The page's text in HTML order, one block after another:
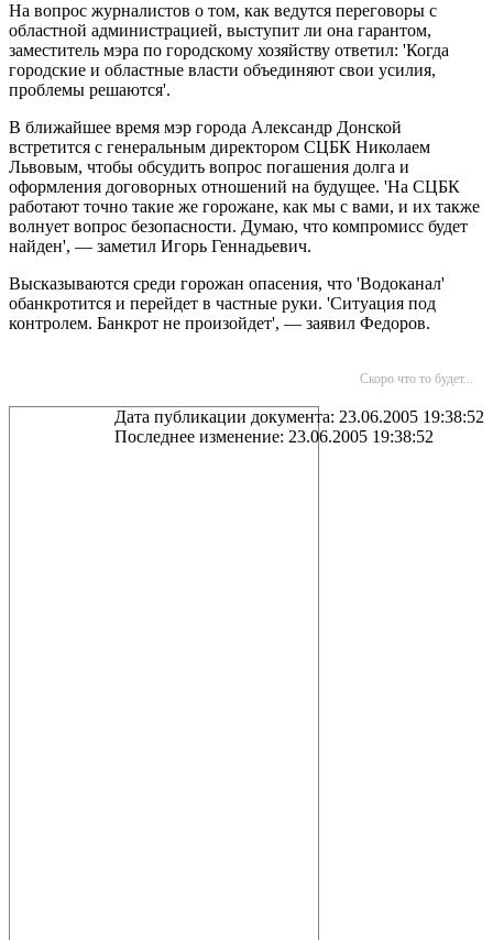
На вопрос журналистов о том, как ведутся переговоры с
областной администрацией, выступит ли она гарантом,
заместитель мэра по городскому хозяйству ответил: 'Когда
городские и областные власти объединяют свои усилия,
проблемы решаются'.
В ближайшее время мэр города Александр Донской
встретится с генеральным директором СЦБК Николаем
Львовым, чтобы обсудить вопрос погашения долга и
оформления договорных отношений на будущее. 'На СЦБК
работают точно такие же горожане, как мы с вами, и их также
волнует вопрос безопасности. Думаю, что компромисс будет
найден', — заметил Игорь Геннадьевич.
Высказываются среди горожан опасения, что 'Водоканал'
обанкротится и перейдет в частные руки. 'Ситуация под
контролем. Банкрот не произойдет', — заявил Федоров.
Скоро что то будет...
Дата публикации документа: 23.06.2005 19:38:52
Последнее изменение: 23.06.2005 19:38:52